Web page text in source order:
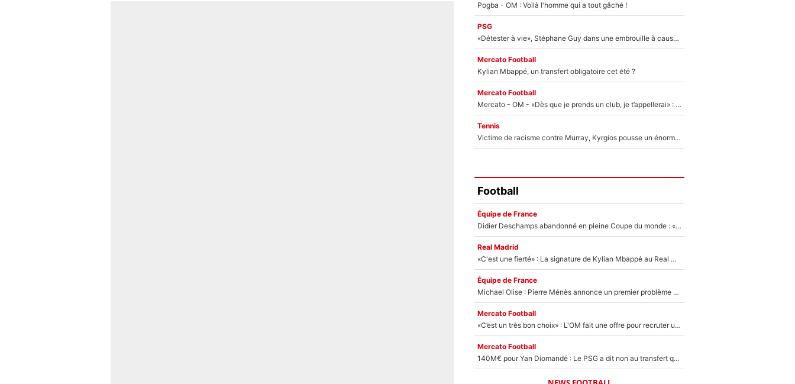
Pogba - OM : Voilà l'homme qui a tout gâché !
PSG
«Détester à vie», Stéphane Guy dans une embrouille à cause du PSG !
Mercato Football
Kylian Mbappé, un transfert obligatoire cet été ?
Mercato Football
Mercato - OM - «Dès que je prends un club, je t’appellerai» : La promesse de Marcelino au moment de claquer la porte
Tennis
Victime de racisme contre Murray, Kyrgios pousse un énorme coup de gueule !
Football
Équipe de France
Didier Deschamps abandonné en pleine Coupe du monde : «La FFF était déjà passée à Zinedine Zidane»
Real Madrid
«C'est une fierté» : La signature de Kylian Mbappé au Real Madrid continue de régaler l'Espagne
Équipe de France
Michael Olise : Pierre Ménès annonce un premier problème pour Zinedine Zidane en équipe de France
Mercato Football
«C’est un très bon choix» : L'OM fait une offre pour recruter un ancien joueur du PSG... et c'est validé dans l'After Foot !
Mercato Football
140M€ pour Yan Diomandé : Le PSG a dit non au transfert qui bat tous les records sur le mercato